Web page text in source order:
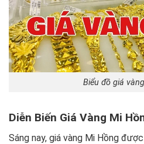
Biểu đồ giá
Diễn Biến Giá Vàng Mi
Sáng nay, giá vàng Mi Hồng